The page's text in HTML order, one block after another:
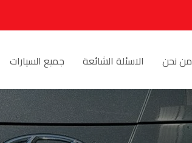
من نحن الاسئلة الشائعة جميع السيارات